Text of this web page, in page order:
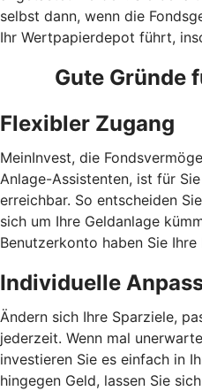
selbst dann, wenn die
Ihr Wertpapierdepot führt,
Gute Gründe
Flexibler Zugang
MeinInvest, die
Anlage-Assistenten, ist für
erreichbar. So entscheiden
sich um Ihre Geldanlage
Benutzerkonto haben Sie
Individuelle
Ändern sich Ihre Sparziele,
jederzeit. Wenn mal
investieren Sie es einfach in
hingegen Geld, lassen Sie